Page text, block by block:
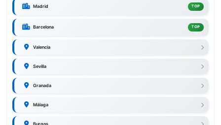
Madrid TOP
Barcelona TOP
Valencia
Sevilla
Granada
Málaga
Burgos